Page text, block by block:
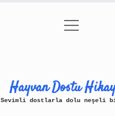
Gizlilik Politikası
menüyü
aç
Hayvan Dostu
Sevimli dostlarla dolu neşeli